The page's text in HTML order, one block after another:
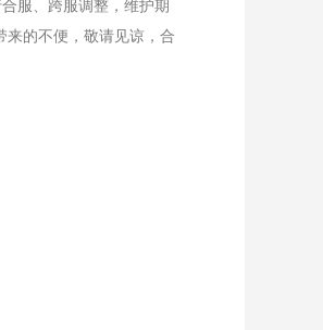
服、跨服调整，维护期
来的不便，敬请见谅，合